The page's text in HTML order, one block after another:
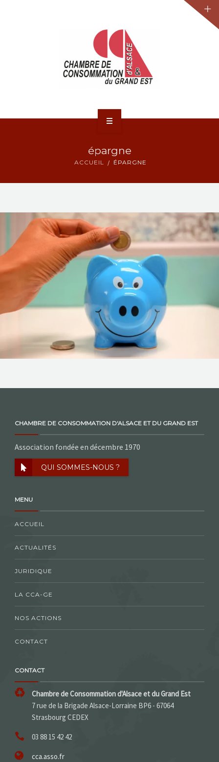
NOS ACTIONS
CONTACT
épargne
ACCUEIL ÉPARGNE
CHAMBRE DE CONSOMMATION D'ALSACE ET DU GRAND EST
Association fondée en décembre 1970
QUI SOMMES-NOUS ?
MENU
ACCUEIL
ACTUALITÉS
JURIDIQUE
LA CCA-GE
NOS ACTIONS
CONTACT
CONTACT
Chambre de Consommation d'Alsace et du Grand Est
7 rue de la Brigade Alsace-Lorraine BP6 - 67064
Strasbourg CEDEX
03 88 15 42 42
cca.asso.fr